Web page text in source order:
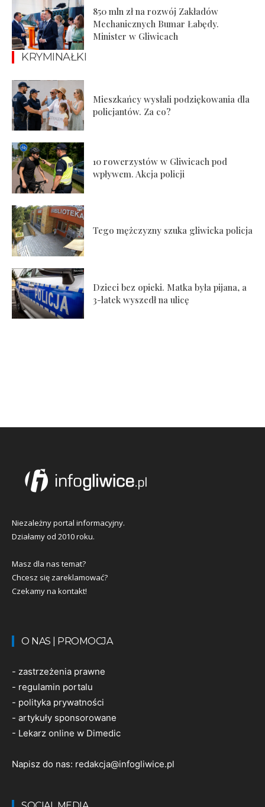
850 mln zł na rozwój Zakładów
Mechanicznych Bumar Łabędy.
Minister w Gliwicach
KRYMINAŁKI
Mieszkańcy wysłali podziękowania dla
policjantów. Za co?
10 rowerzystów w Gliwicach pod
wpływem. Akcja policji
Tego mężczyzny szuka gliwicka policja
Dzieci bez opieki. Matka była pijana, a
3-latek wyszedł na ulicę
Niezależny portal informacyjny.
Działamy od 2010 roku.
Masz dla nas temat?
Chcesz się zareklamować?
Czekamy na kontakt!
O NAS | PROMOCJA
- zastrzeżenia prawne
- regulamin portalu
- polityka prywatności
- artykuły sponsorowane
- Lekarz online w Dimedic
Napisz do nas: redakcja@infogliwice.pl